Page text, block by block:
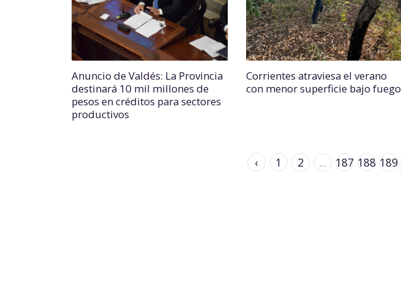
Anuncio de Valdés: La Provincia
destinará 10 mil millones de
pesos en créditos para sectores
productivos
Corrientes atraviesa el verano
con menor superficie bajo fuego
‹ 1 2 ... 187 188 189